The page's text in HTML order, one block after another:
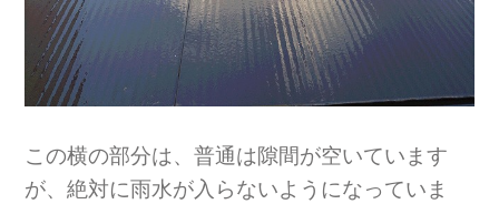
この横の部分は、普通は隙間が空いています
が、絶対に雨水が入らないようになっていま